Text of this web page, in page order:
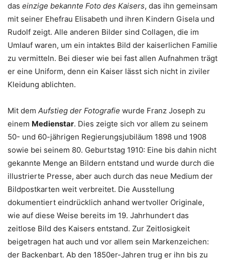
das einzige bekannte Foto des Kaisers, das ihn gemeinsam
mit seiner Ehefrau Elisabeth und ihren Kindern Gisela und
Rudolf zeigt. Alle anderen Bilder sind Collagen, die im
Umlauf waren, um ein intaktes Bild der kaiserlichen Familie
zu vermitteln. Bei dieser wie bei fast allen Aufnahmen trägt
er eine Uniform, denn ein Kaiser lässt sich nicht in ziviler
Kleidung ablichten.
Mit dem Aufstieg der Fotografie wurde Franz Joseph zu
einem Medienstar. Dies zeigte sich vor allem zu seinem
50- und 60-jährigen Regierungsjubiläum 1898 und 1908
sowie bei seinem 80. Geburtstag 1910: Eine bis dahin nicht
gekannte Menge an Bildern entstand und wurde durch die
illustrierte Presse, aber auch durch das neue Medium der
Bildpostkarten weit verbreitet. Die Ausstellung
dokumentiert eindrücklich anhand wertvoller Originale,
wie auf diese Weise bereits im 19. Jahrhundert das
zeitlose Bild des Kaisers entstand. Zur Zeitlosigkeit
beigetragen hat auch und vor allem sein Markenzeichen:
der Backenbart. Ab den 1850er-Jahren trug er ihn bis zu